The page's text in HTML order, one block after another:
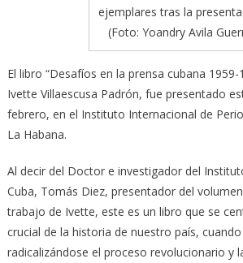
ejemplares tras la
(Foto: Yoandry Avila
El libro “Desafíos en la prensa cubana
Ivette Villaescusa Padrón, fue presentado
febrero, en el Instituto Internacional de
La Habana.
Al decir del Doctor e investigador del
Cuba, Tomás Diez, presentador del
trabajo de Ivette, este es un libro que se
crucial de la historia de nuestro país,
radicalizándose el proceso revolucionario y